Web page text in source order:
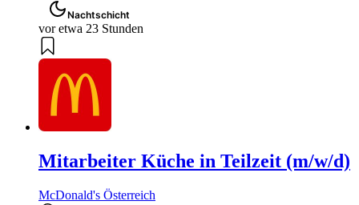
Nachtschicht
vor etwa 23 Stunden
Mitarbeiter Küche in Teilzeit (m/w/d)
McDonald's Österreich